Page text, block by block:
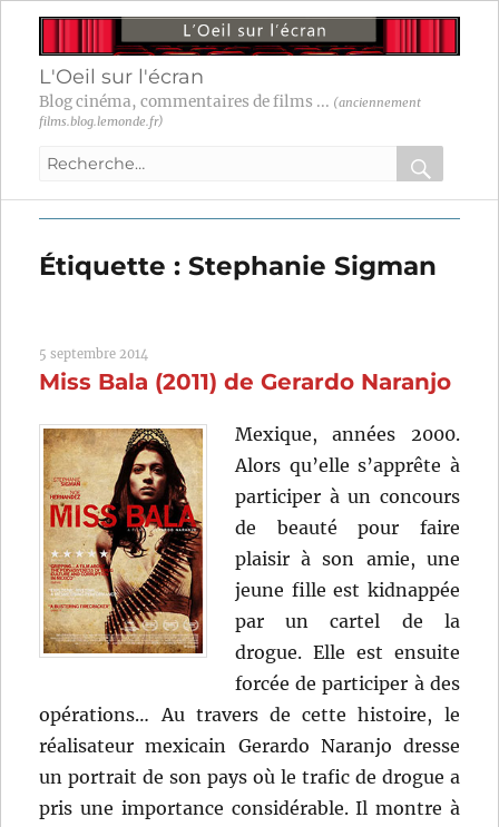
L'Oeil sur l'écran
Blog cinéma, commentaires de films ... (anciennement
films.blog.lemonde.fr)
Recherche
:
OK
Étiquette :Stephanie Sigman
5 septembre 2014
Miss Bala (2011) de Gerardo Naranjo
Mexique, années 2000.
Alors qu’elle s’apprête à
participer à un concours
de beauté pour faire
plaisir à son amie, une
jeune fille est kidnappée
par un cartel de la
drogue. Elle est ensuite
forcée de participer à des
opérations… Au travers de cette histoire, le
réalisateur mexicain Gerardo Naranjo dresse
un portrait de son pays où le trafic de drogue a
pris une importance considérable. Il montre à